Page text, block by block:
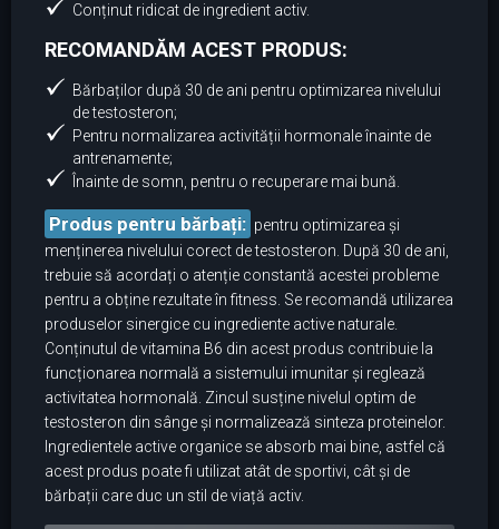
Conținut ridicat de ingredient activ.
RECOMANDĂM ACEST PRODUS:
Bărbaților după 30 de ani pentru optimizarea nivelului
de testosteron;
Pentru normalizarea activității hormonale înainte de
antrenamente;
Înainte de somn, pentru o recuperare mai bună.
Produs pentru bărbați: pentru optimizarea și
menținerea nivelului corect de testosteron. După 30 de ani,
trebuie să acordați o atenție constantă acestei probleme
pentru a obține rezultate în fitness. Se recomandă utilizarea
produselor sinergice cu ingrediente active naturale.
Conținutul de vitamina B6 din acest produs contribuie la
funcționarea normală a sistemului imunitar și reglează
activitatea hormonală. Zincul susține nivelul optim de
testosteron din sânge și normalizează sinteza proteinelor.
Ingredientele active organice se absorb mai bine, astfel că
acest produs poate fi utilizat atât de sportivi, cât și de
bărbații care duc un stil de viață activ.